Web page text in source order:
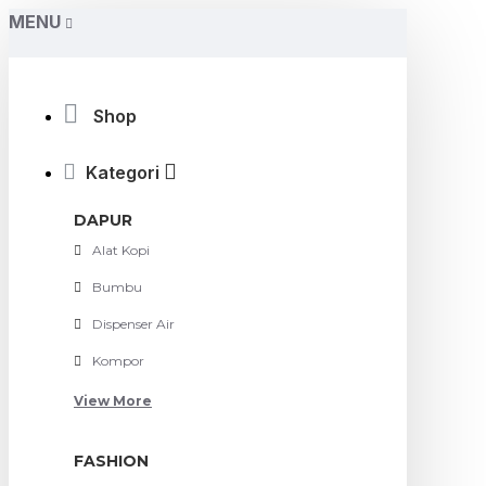
MENU
Shop
Kategori
DAPUR
Alat Kopi
Bumbu
Dispenser Air
Kompor
View More
FASHION